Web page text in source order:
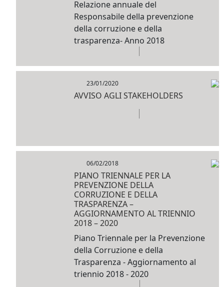
Relazione annuale del
Responsabile della prevenzione
della corruzione e della
trasparenza- Anno 2018
23/01/2020
AVVISO AGLI STAKEHOLDERS
06/02/2018
PIANO TRIENNALE PER LA
PREVENZIONE DELLA
CORRUZIONE E DELLA
TRASPARENZA –
AGGIORNAMENTO AL TRIENNIO
2018 – 2020
Piano Triennale per la Prevenzione
della Corruzione e della
Trasparenza - Aggiornamento al
triennio 2018 - 2020